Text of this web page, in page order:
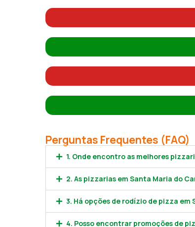
Perguntas Frequentes (FAQ)
1. Onde encontro as melhores
2. As pizzarias em Santa Maria do
3. Há opções de rodízio de pizza em
4. Posso encontrar promoções de